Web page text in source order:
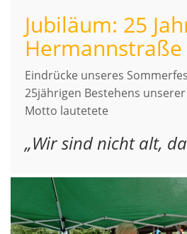
Jubiläum: 25
Hermannstraße
Eindrücke unseres
25jährigen Bestehens
Motto lautetete
„Wir sind nicht alt,